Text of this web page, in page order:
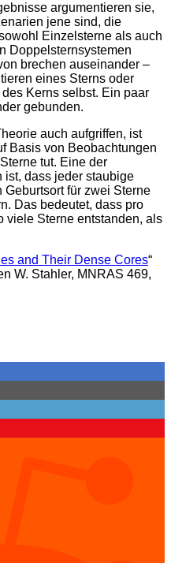
argumentieren sie,
jene sind, die
Einzelsterne als auch
Doppelsternsystemen
brechen auseinander –
eines Sterns oder
Kerns selbst. Ein paar
gebunden.
auch aufgriffen, ist
Basis von Beobachtungen
tut. Eine der
dass jeder staubige
für zwei Sterne
Das bedeutet, dass pro
viele Sterne entstanden, als
and Their Dense Cores“
W. Stahler, MNRAS 469,